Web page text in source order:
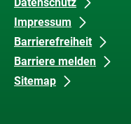
Impressum
Barrierefreiheit
Barriere melden
Sitemap